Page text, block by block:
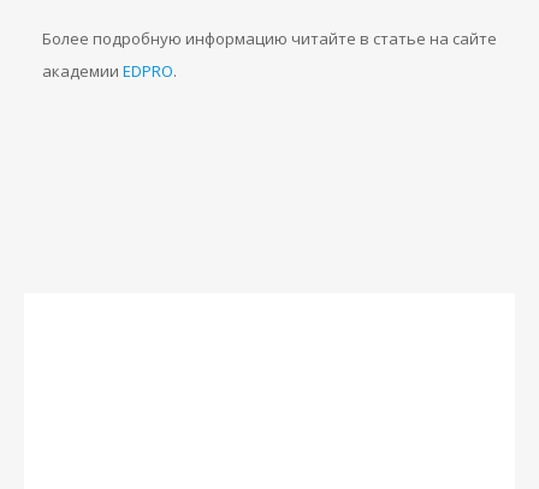
Более подробную информацию читайте в статье на сайте
академии EDPRO.